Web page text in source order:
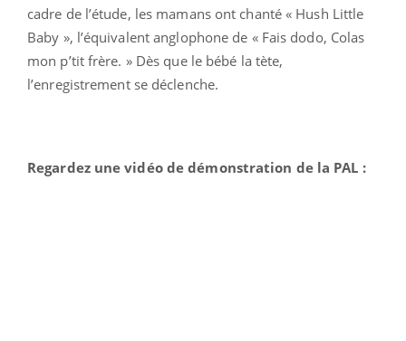
cadre de l’étude, les mamans ont chanté « Hush Little
Baby », l’équivalent anglophone de « Fais dodo, Colas
mon p’tit frère. » Dès que le bébé la tète,
l’enregistrement se déclenche.
Regardez une vidéo de démonstration de la PAL :